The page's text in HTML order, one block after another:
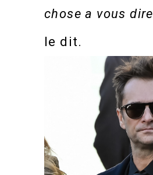
chose a vous dire
le dit.